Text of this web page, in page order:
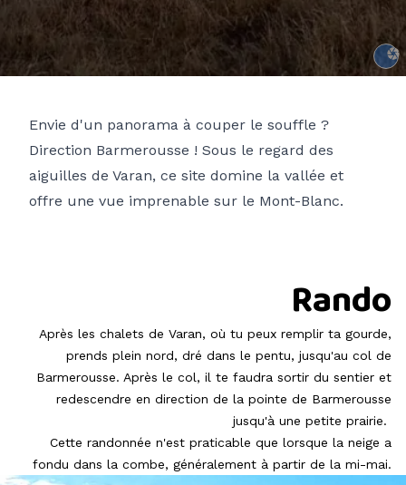
Envie d'un panorama à couper le souffle ?
Direction Barmerousse ! Sous le regard des
aiguilles de Varan, ce site domine la vallée et
offre une vue imprenable sur le Mont-Blanc.
Rando
Après les chalets de Varan, où tu peux remplir ta gourde,
prends plein nord, dré dans le pentu, jusqu'au col de
Barmerousse. Après le col, il te faudra sortir du sentier et
redescendre en direction de la pointe de Barmerousse
jusqu'à une petite prairie.
Cette randonnée n'est praticable que lorsque la neige a
fondu dans la combe, généralement à partir de la mi-mai.